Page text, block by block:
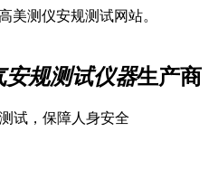
美测仪安规测试网站。
安规测试仪器生产商
试，保障人身安全